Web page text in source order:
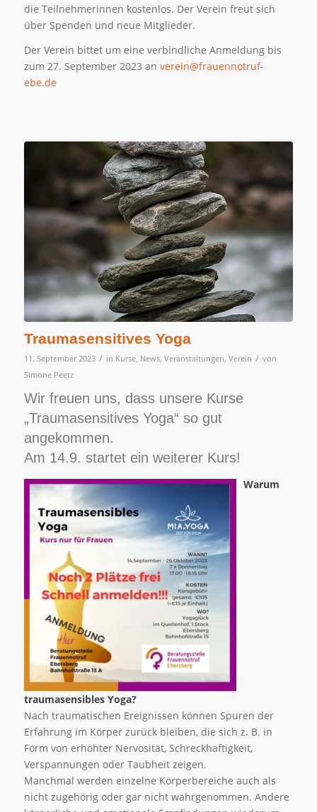
die Teilnehmerinnen kostenlos. Der Verein freut sich
über Spenden und neue Mitglieder.
Der Verein bittet um eine verbindliche Anmeldung bis
zum 27. September 2023 an verein@frauennotruf-
ebe.de
Traumasensitives Yoga
11. September 2023 / in Kurse, News, Veranstaltungen Verein / von
Simone Peetz
Wir freuen uns, dass unsere Kurse
„Traumasensitives Yoga“ so gut
angekommen.
Am 14.9. startet ein weiterer Kurs!
Warum
traumasensibles Yoga?
Nach traumatischen Ereignissen können Spuren der
Erfahrung im Körper zurück bleiben, die sich z. B. in
Form von erhöhter Nervosität, Schreckhaftigkeit,
Verspannungen oder Taubheit zeigen.
Manchmal werden einzelne Körperbereiche auch als
nicht zugehörig oder gar nicht wahrgenommen. Andere